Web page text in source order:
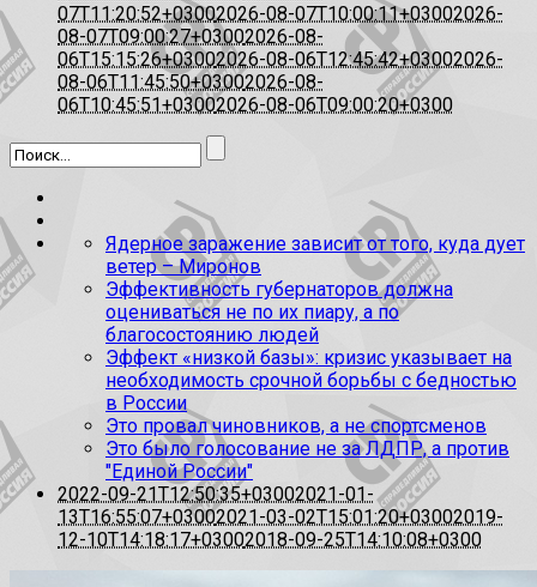
07T11:20:52+03002026-08-07T10:00:11+03002026-
08-07T09:00:27+03002026-08-
06T15:15:26+03002026-08-06T12:45:42+03002026-
08-06T11:45:50+03002026-08-
06T10:45:51+03002026-08-06T09:00:20+0300
Ядерное заражение зависит от того, куда дует
ветер – Миронов
Эффективность губернаторов должна
оцениваться не по их пиару, а по
благосостоянию людей
Эффект «низкой базы»: кризис указывает на
необходимость срочной борьбы с бедностью
в России
Это провал чиновников, а не спортсменов
Это было голосование не за ЛДПР, а против
"Единой России"
2022-09-21T12:50:35+03002021-01-
13T16:55:07+03002021-03-02T15:01:20+03002019-
12-10T14:18:17+03002018-09-25T14:10:08+0300